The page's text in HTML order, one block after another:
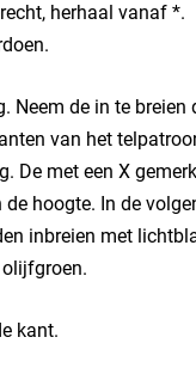
herhaal vanaf *.
de in te
van het
met een X
hoogte. In de
inbreien met
kant.